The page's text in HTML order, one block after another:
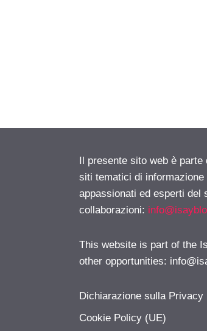
Il presente sito web è
siti tematici di
appassionati ed esperti del
collaborazioni:
This website is part of the
other opportunities:
Dichiarazione sulla Privacy
Cookie Policy (UE)